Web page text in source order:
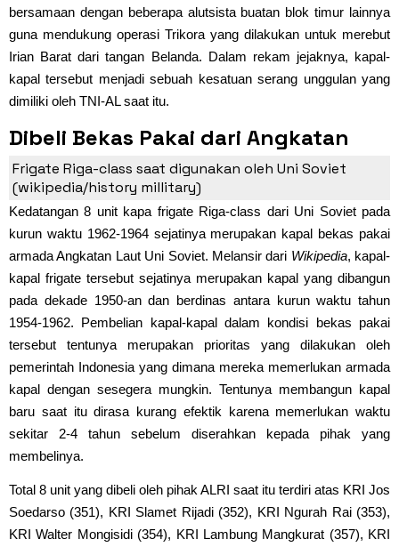
bersamaan dengan beberapa alutsista buatan blok timur lainnya
guna mendukung operasi Trikora yang dilakukan untuk merebut
Irian Barat dari tangan Belanda. Dalam rekam jejaknya, kapal-
kapal tersebut menjadi sebuah kesatuan serang unggulan yang
dimiliki oleh TNI-AL saat itu.
Dibeli Bekas Pakai dari Angkatan
Laut Uni Soviet
Frigate Riga-class saat digunakan oleh Uni Soviet
(wikipedia/history millitary)
Kedatangan 8 unit kapa frigate Riga-class dari Uni Soviet pada
kurun waktu 1962-1964 sejatinya merupakan kapal bekas pakai
armada Angkatan Laut Uni Soviet. Melansir dari Wikipedia, kapal-
kapal frigate tersebut sejatinya merupakan kapal yang dibangun
pada dekade 1950-an dan berdinas antara kurun waktu tahun
1954-1962. Pembelian kapal-kapal dalam kondisi bekas pakai
tersebut tentunya merupakan prioritas yang dilakukan oleh
pemerintah Indonesia yang dimana mereka memerlukan armada
kapal dengan sesegera mungkin. Tentunya membangun kapal
baru saat itu dirasa kurang efektik karena memerlukan waktu
sekitar 2-4 tahun sebelum diserahkan kepada pihak yang
membelinya.
Total 8 unit yang dibeli oleh pihak ALRI saat itu terdiri atas KRI Jos
Soedarso (351), KRI Slamet Rijadi (352), KRI Ngurah Rai (353),
KRI Walter Mongisidi (354), KRI Lambung Mangkurat (357), KRI